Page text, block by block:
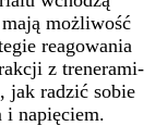
możliwość
reagowania
z trenerami-
jak radzić sobie
i napięciem.​